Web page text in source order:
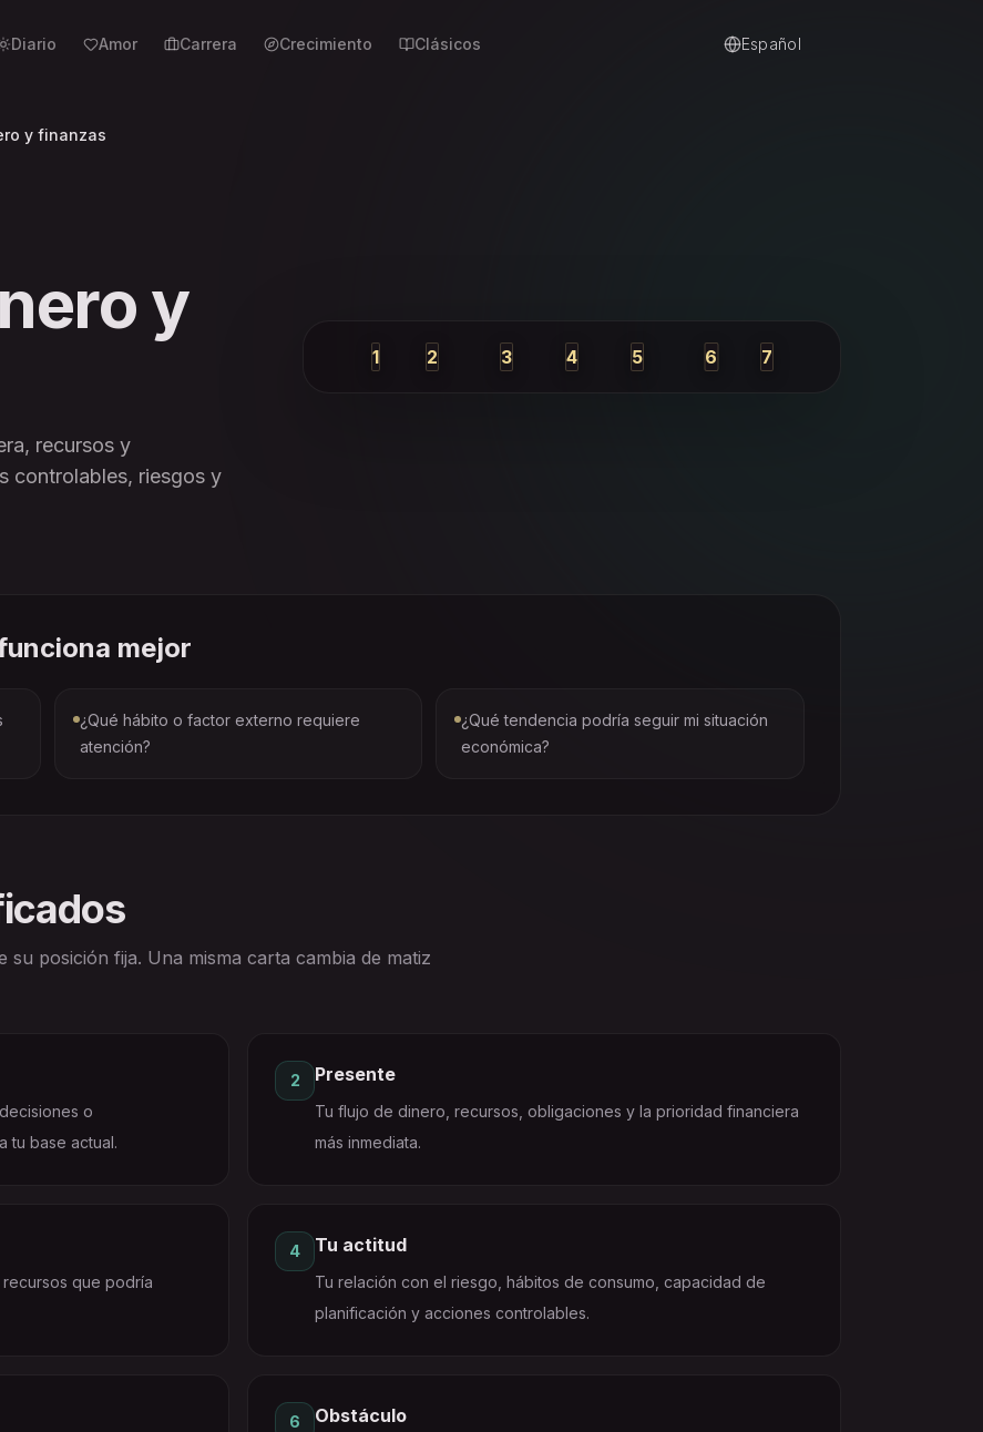
Diario Amor Carrera Crecimiento Clásicos Español
y finanzas
y
recursos y
controlables, riesgos y
1
Pasado
2
Presente
3
Futuro próximo
4
Tu actitud
5
Influencias externas
6
Obstáculo
7
Resultado probable
mejor
¿Qué hábito o factor externo requiere
atención?
¿Qué tendencia podría seguir mi situación
económica?
posición fija. Una misma carta cambia de matiz
o
tu base actual.
2 Presente
Tu flujo de dinero, recursos, obligaciones y la prioridad financiera
más inmediata.
que podría
4 Tu actitud
Tu relación con el riesgo, hábitos de consumo, capacidad de
planificación y acciones controlables.
6 Obstáculo